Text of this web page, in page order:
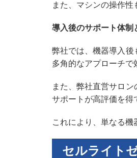
また、マシンの操作
導入後のサポート体制
弊社では、機器導入後
多角的なアプローチで
また、弊社直営サロ
サポートが高評価を得
これにより、単なる機
セルライト